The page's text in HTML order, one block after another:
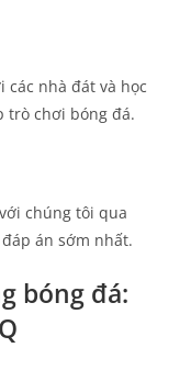
các nhà đát và học
trò chơi bóng đá.
chúng tôi qua
án sớm nhất.
bóng đá: